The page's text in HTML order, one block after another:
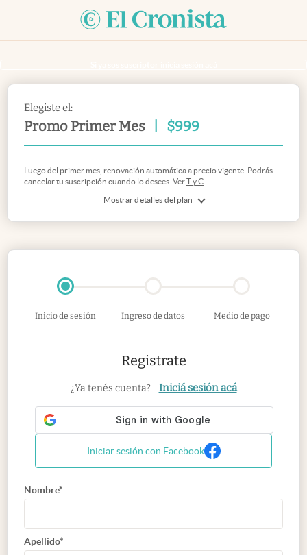
Elegiste el:
Promo Primer Mes $999
Mostrar detalles del plan
Luego del primer mes, renovación automática a precio vigente. Podrás
cancelar tu suscripción cuando lo desees. VerT y C
Inicio de sesión Ingreso de datos Medio de pago
Registrate
¿Ya tenés cuenta? Iniciá sesión acá
Iniciar sesión con Facebook
Nombre*
Apellido*